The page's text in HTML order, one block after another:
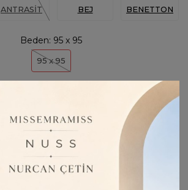
ANTRASİT BEJ BENETTON
Beden: 95 x 95
95 x 95
Stoğa Girince Haber Ver
Barkod:
MON0028